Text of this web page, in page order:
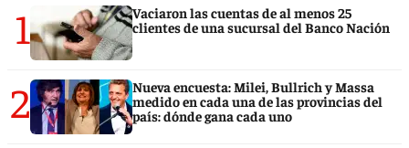
1
Vaciaron las cuentas de al menos 25
clientes de una sucursal del Banco Nación
2
Nueva encuesta: Milei, Bullrich y Massa
medido en cada una de las provincias del
país: dónde gana cada uno